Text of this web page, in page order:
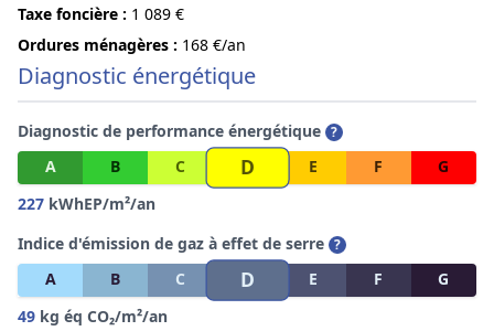
Taxe foncière : 1 089 €
Ordures ménagères : 168 €/an
Diagnostic énergétique
Diagnostic de performance énergétique ?
A B C D E F
G
227 kWhEP/m²/an
Indice d'émission de gaz à effet de serre ?
A B C D E F
G
49 kg éq CO₂/m²/an